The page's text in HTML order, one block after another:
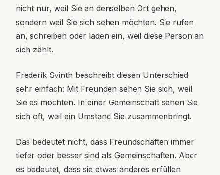
nicht nur, weil Sie an denselben Ort gehen,
sondern weil Sie sich sehen möchten. Sie rufen
an, schreiben oder laden ein, weil diese Person an
sich zählt.
Frederik Svinth beschreibt diesen Unterschied
sehr einfach: Mit Freunden sehen Sie sich, weil
Sie es möchten. In einer Gemeinschaft sehen Sie
sich oft, weil ein Umstand Sie zusammenbringt.
Das bedeutet nicht, dass Freundschaften immer
tiefer oder besser sind als Gemeinschaften. Aber
es bedeutet, dass sie etwas anderes erfüllen